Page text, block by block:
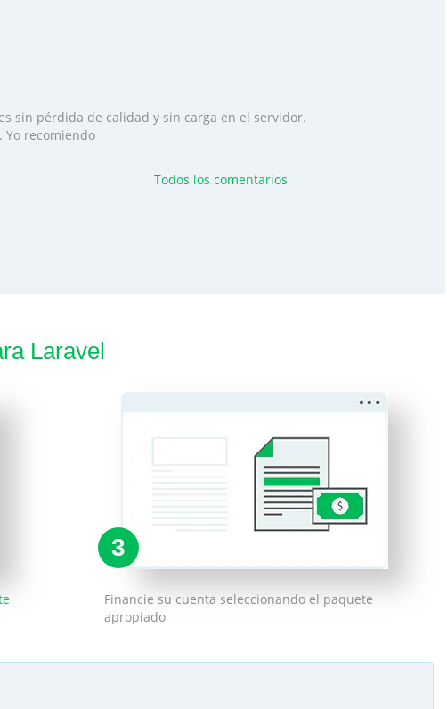
sin pérdida de calidad y sin carga en el servidor.
Yo recomiendo
Todos los comentarios
Laravel
3
Financie su cuenta seleccionando el paquete
apropiado